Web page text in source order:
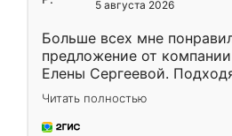
5 августа 2026
Больше всех мне
предложение от
Елены Сергеевой.
короткие сроки
для замера сотрудник
предложил по моему
Читать полностью